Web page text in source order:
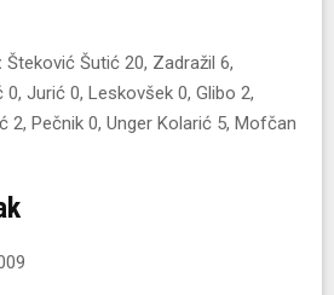
Šteković Šutić 20, Zadražil 6,
Jurić 0, Leskovšek 0, Glibo 2,
2, Pečnik 0, Unger Kolarić 5, Mofčan